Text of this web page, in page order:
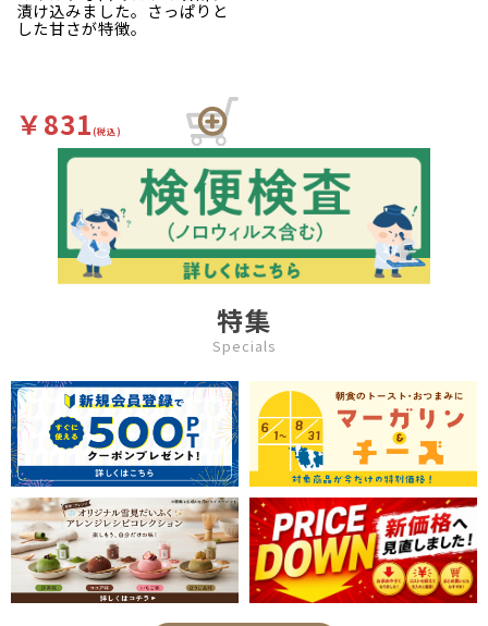
漬け込みました。さっぱりと
した甘さが特徴。
￥831(税込)
特集
Specials